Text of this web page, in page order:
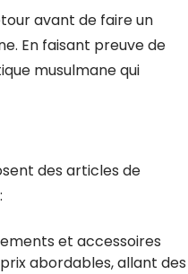
avant de faire un
En faisant preuve de
musulmane qui
des articles de
et accessoires
abordables, allant des